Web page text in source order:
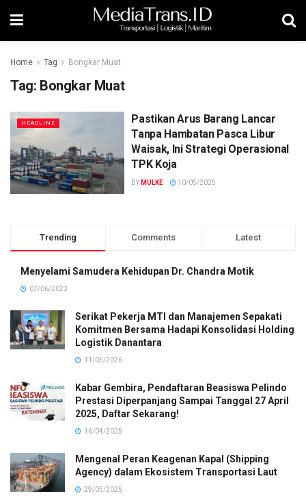
Home Tag Bongkar Muat
Tag: Bongkar Muat
HEADLINE
Pastikan Arus Barang Lancar
Tanpa Hambatan Pasca Libur
Waisak, Ini Strategi Operasional
TPK Koja
BY MULKE 10/05/2025
Trending Comments Latest
Menyelami Samudera Kehidupan Dr. Chandra Motik
07/06/2023
Serikat Pekerja MTI dan Manajemen Sepakati
Komitmen Bersama Hadapi Konsolidasi Holding
Logistik Danantara
11/05/2026
Kabar Gembira, Pendaftaran Beasiswa Pelindo
Prestasi Diperpanjang Sampai Tanggal 27 April
2025, Daftar Sekarang!
16/04/2025
Mengenal Peran Keagenan Kapal (Shipping
Agency) dalam Ekosistem Transportasi Laut
29/05/2025